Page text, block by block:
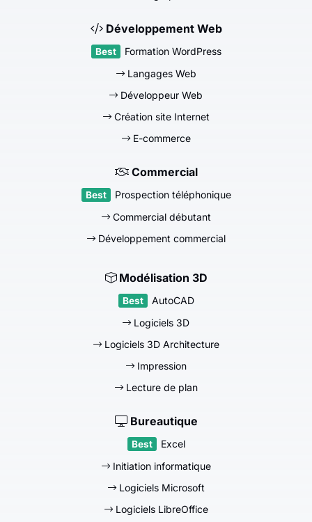
Développement Web
Formation WordPress
Langages Web
Développeur Web
Création site Internet
E-commerce
Commercial
Prospection téléphonique
Commercial débutant
Développement commercial
Modélisation 3D
AutoCAD
Logiciels 3D
Logiciels 3D Architecture
Impression
Lecture de plan
Bureautique
Excel
Initiation informatique
Logiciels Microsoft
Logiciels LibreOffice